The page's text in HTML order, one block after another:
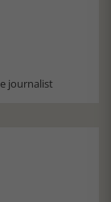
journalist